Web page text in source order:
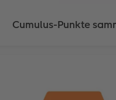
Cumulus-Punkte